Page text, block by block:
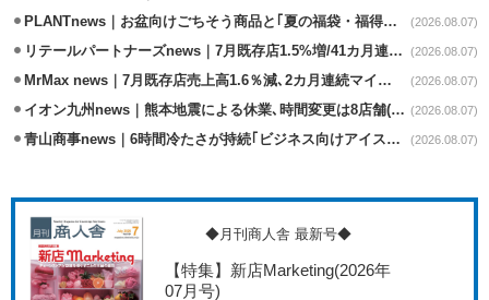
PLANTnews｜お盆向けごちそう商品と｢夏の福袋・福得カート｣8/8から開催 (2026.08.07)
リテールパートナーズnews｜7月既存店1.5%増/41カ月連続増 (2026.08.07)
MrMax news｜7月既存店売上高1.6％減､2カ月連続マイナス (2026.08.07)
イオン九州news｜熊本地震による休業､時間変更は8店舗(8/7時点) (2026.08.07)
青山商事news｜6時間冷たさが持続｢ビジネス向けアイスベスト｣発売 (2026.08.07)
◆月刊商人舎 最新号◆
【特集】新店Marketing(2026年
07月号)